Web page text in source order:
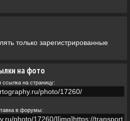
на фото
ссылка на страницу:
в форумы:
только зарегистрированные